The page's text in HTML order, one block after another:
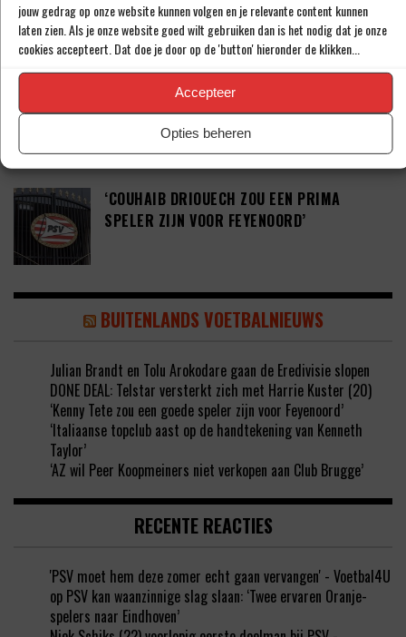
jouw gedrag op onze website kunnen volgen en je relevante content kunnen
laten zien. Als je onze website goed wilt gebruiken dan is het nodig dat je onze
cookies accepteert. Dat doe je door op de 'button' hieronder de klikken...
Accepteer
Opties beheren
JARIGE ADAMA CAMARA’
JOEL DROMMEL (29) TEKENT VOOR VIER
JAAR BIJ FC TWENTE
‘COUHAIB DRIOUECH ZOU EEN PRIMA
SPELER ZIJN VOOR FEYENOORD’
BUITENLANDS VOETBALNIEUWS
Julian Brandt en Tolu Arokodare gaan de Eredivisie slopen
DONE DEAL: Telstar versterkt zich met Harrie Kuster (20)
‘Kenny Tete zou een goede speler zijn voor Feyenoord’
‘Italiaanse topclub aast op de handtekening van Kenneth
Taylor’
‘AZ wil Peer Koopmeiners niet verkopen aan Club Brugge’
RECENTE REACTIES
'PSV moet hem deze zomer echt gaan vervangen' - Voetbal4U
op PSV kan waanzinnige slag slaan: ‘Twee ervaren Oranje-
spelers naar Eindhoven’